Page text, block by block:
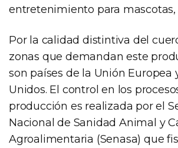
entretenimiento para mascotas,
Por la calidad distintiva del
zonas que demandan este
son países de la Unión Europea
Unidos. El control en los
producción es realizada por el
Nacional de Sanidad Animal y
Agroalimentaria (Senasa) que